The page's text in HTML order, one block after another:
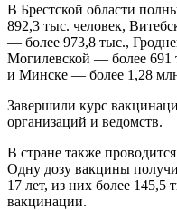
В Брестской области
892,3 тыс. человек,
— более 973,8 тыс.,
Могилевской — более
и Минске — более 1,28
Завершили курс
организаций и ведомств.
В стране также
Одну дозу вакцины
17 лет, из них более
вакцинации.